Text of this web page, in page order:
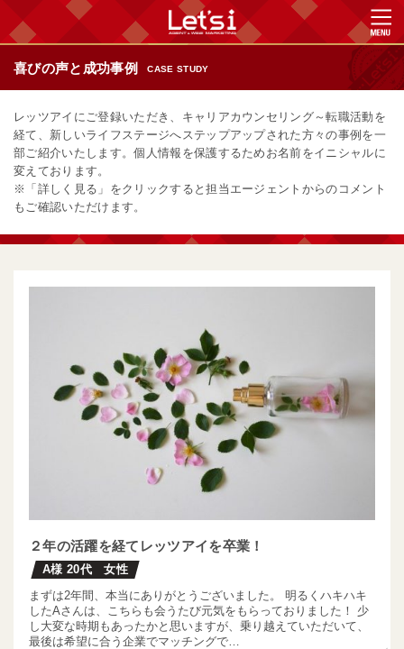
喜びの声と成功事例 CASE STUDY
レッツアイにご登録いただき、キャリアカウンセリング～転職活動を
経て、新しいライフステージへステップアップされた方々の事例を一
部ご紹介いたします。個人情報を保護するためお名前をイニシャルに
変えております。
※「詳しく見る」をクリックすると担当エージェントからのコメント
もご確認いただけます。
２年の活躍を経てレッツアイを卒業！
A様 20代 女性
まずは2年間、本当にありがとうございました。 明るくハキハキ
したAさんは、こちらも会うたび元気をもらっておりました！ 少
し大変な時期もあったかと思いますが、乗り越えていただいて、
最後は希望に合う企業でマッチングで…